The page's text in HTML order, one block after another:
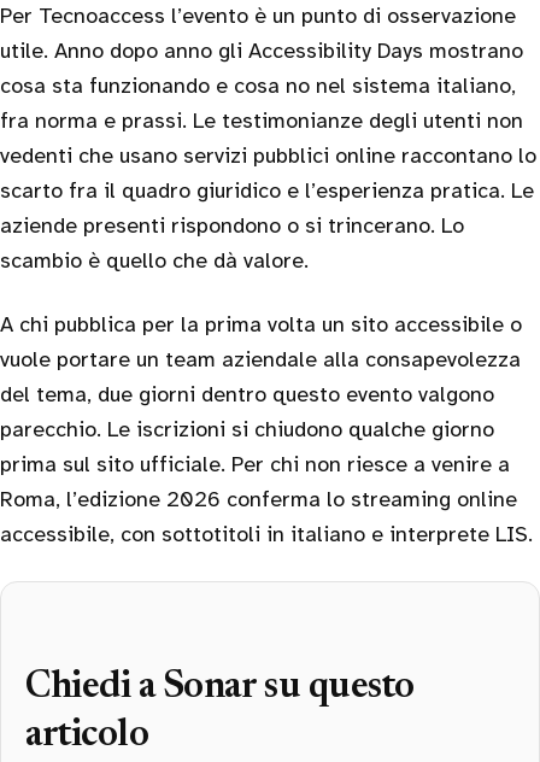
Per Tecnoaccess l’evento è un punto di osservazione
utile. Anno dopo anno gli Accessibility Days mostrano
cosa sta funzionando e cosa no nel sistema italiano,
fra norma e prassi. Le testimonianze degli utenti non
vedenti che usano servizi pubblici online raccontano lo
scarto fra il quadro giuridico e l’esperienza pratica. Le
aziende presenti rispondono o si trincerano. Lo
scambio è quello che dà valore.
A chi pubblica per la prima volta un sito accessibile o
vuole portare un team aziendale alla consapevolezza
del tema, due giorni dentro questo evento valgono
parecchio. Le iscrizioni si chiudono qualche giorno
prima sul sito ufficiale. Per chi non riesce a venire a
Roma, l’edizione 2026 conferma lo streaming online
accessibile, con sottotitoli in italiano e interprete LIS.
Chiedi a Sonar su questo
articolo